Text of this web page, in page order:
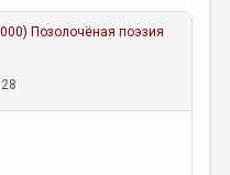
Позолочёная поэзия